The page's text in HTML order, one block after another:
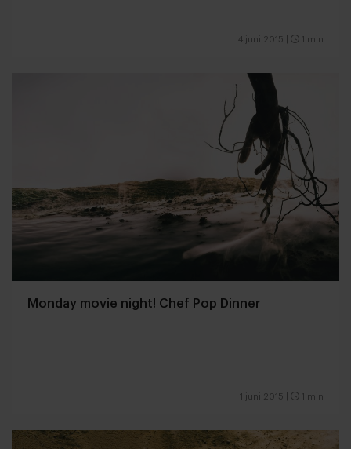
4 juni 2015 1 min
Monday movie night! Chef Pop Dinner
1 juni 2015 1 min